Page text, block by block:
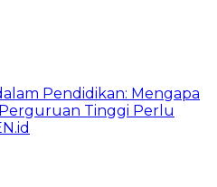
Pendidikan: Mengapa
Tinggi Perlu